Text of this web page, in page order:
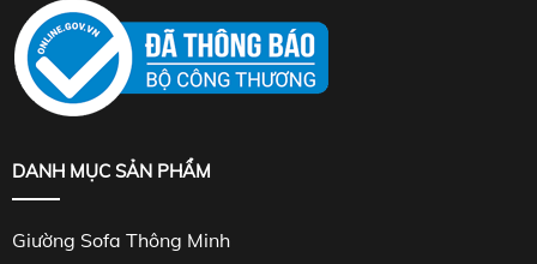
DANH MỤC SẢN PHẨM
Giường Sofa Thông Minh